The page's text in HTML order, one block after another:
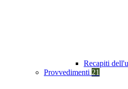
Recapiti
Provvedimenti 21